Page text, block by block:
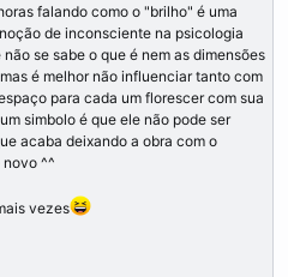
falando como o "brilho" é uma
de inconsciente na psicologia
se sabe o que é nem as dimensões
é melhor não influenciar tanto com
para cada um florescer com sua
simbolo é que ele não pode ser
acaba deixando a obra com o
novo ^^
vezes